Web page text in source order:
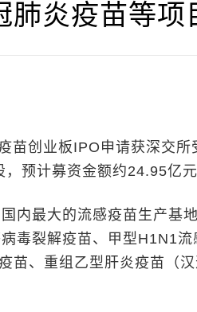
炎疫苗等项
苗创业板IPO申请获深交所
预计募资金额约24.95亿元
最大的流感疫苗生产基地
毒裂解疫苗、甲型H1N1流
苗、重组乙型肝炎疫苗（